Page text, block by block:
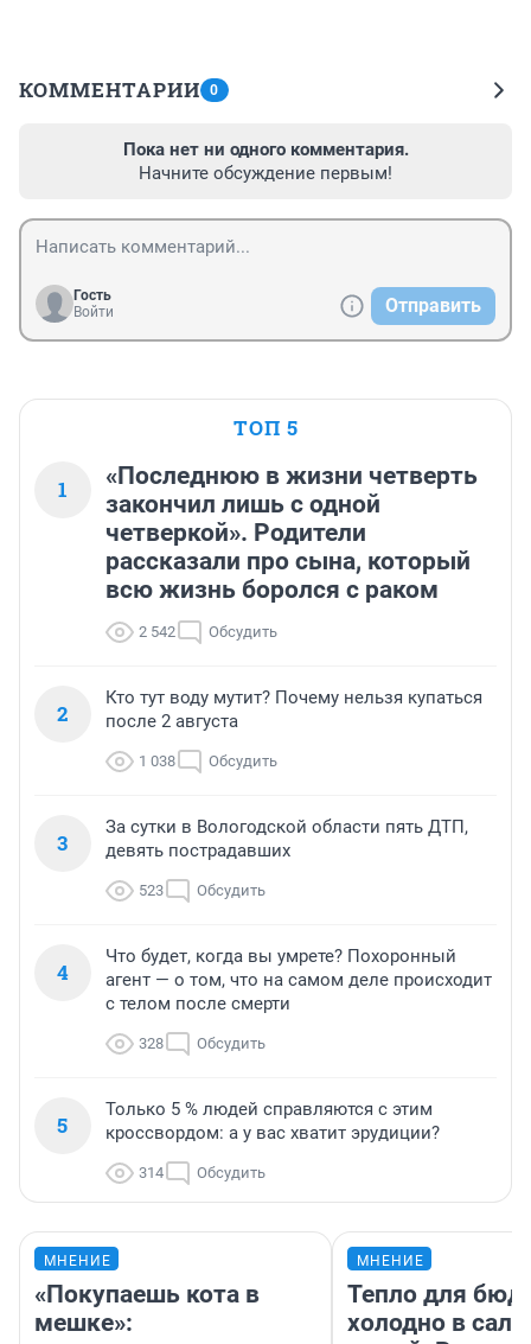
КОММЕНТАРИИ 0
Пока нет ни одного комментария.
Начните обсуждение первым!
Гость
Войти
Отправить
ТОП 5
1
«Последнюю в жизни четверть
закончил лишь с одной
четверкой». Родители
рассказали про сына, который
всю жизнь боролся с раком
2 542 Обсудить
2
Кто тут воду мутит? Почему нельзя купаться
после 2 августа
1 038 Обсудить
3
За сутки в Вологодской области пять ДТП,
девять пострадавших
523 Обсудить
4
Что будет, когда вы умрете? Похоронный
агент — о том, что на самом деле происходит
с телом после смерти
328 Обсудить
5
Только 5 % людей справляются с этим
кроссвордом: а у вас хватит эрудиции?
314 Обсудить
МНЕНИЕ
«Покупаешь кота в
мешке»:
МНЕНИЕ
Тепло для
холодно в